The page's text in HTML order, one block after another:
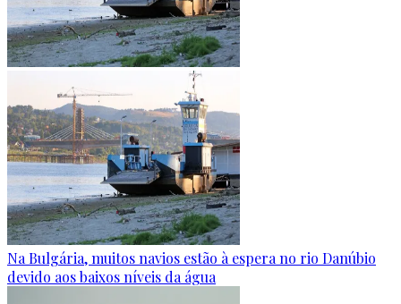
Na Bulgária, muitos navios estão à espera no rio Danúbio
devido aos baixos níveis da água